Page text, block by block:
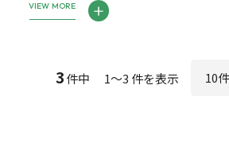
VIEW MORE
3件中 1～3 件を表示